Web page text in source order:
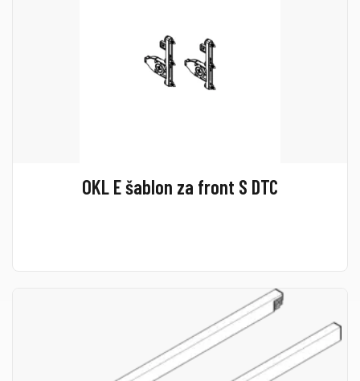
OKL E šablon za front S DTC